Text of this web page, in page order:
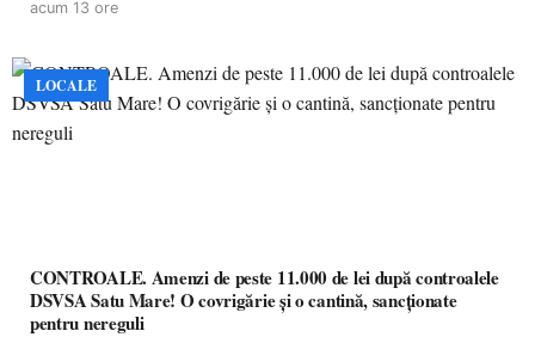
acum 13 ore
LOCALE
CONTROALE. Amenzi de peste 11.000 de lei după controalele
DSVSA Satu Mare! O covrigărie și o cantină, sancționate
pentru nereguli